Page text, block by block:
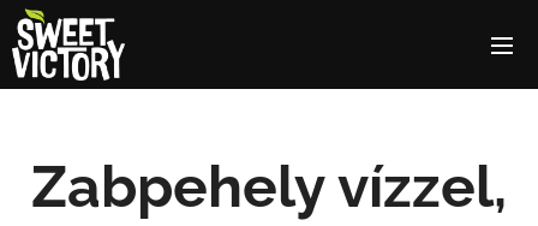
Zabpehely vízzel,